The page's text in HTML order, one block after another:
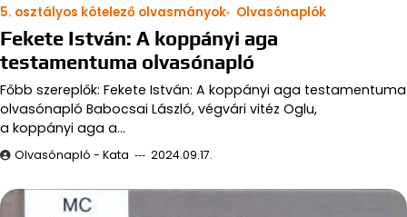
5. osztályos kötelező olvasmányok
Olvasónaplók
Fekete István: A koppányi aga
testamentuma olvasónapló
Főbb szereplők: Fekete István: A koppányi aga testamentuma
olvasónapló Babocsai László, végvári vitéz Oglu,
a koppányi aga a…
Olvasónapló - Kata 2024.09.17.